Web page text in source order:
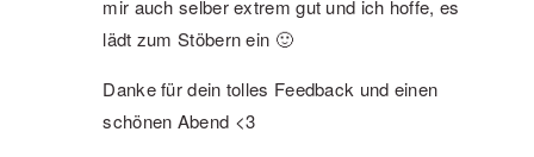
mir auch selber extrem gut und ich hoffe, es
lädt zum Stöbern ein 🙂
Danke für dein tolles Feedback und einen
schönen Abend <3